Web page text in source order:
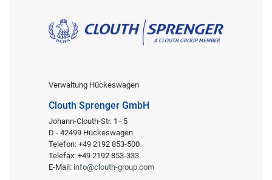
Verwaltung Hückeswagen
Clouth Sprenger GmbH
Johann-Clouth-Str. 1–5
D - 42499 Hückeswagen
Telefon: +49 2192 853-500
Telefax: +49 2192 853-333
E-Mail: info@clouth-group.com